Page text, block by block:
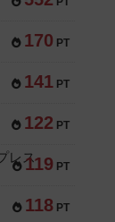
170 PT
141 PT
122 PT
119 PT
118 PT